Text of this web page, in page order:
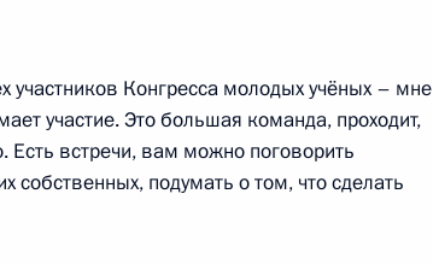
Безопасности
участников Конгресса молодых учёных – мне
участие. Это большая команда, проходит,
Есть встречи, вам можно поговорить
собственных, подумать о том, что сделать